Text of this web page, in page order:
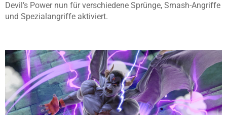
Devil’s Power nun für verschiedene Sprünge, Smash-Angriffe
und Spezialangriffe aktiviert.